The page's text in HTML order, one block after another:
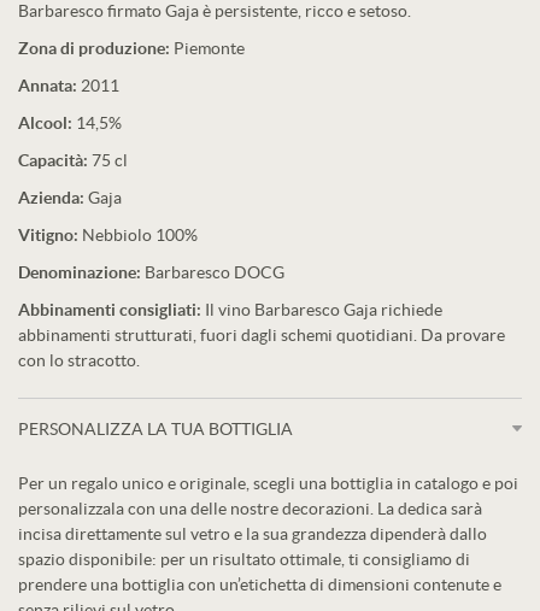
Barbaresco firmato Gaja è persistente, ricco e setoso.
Zona di produzione: Piemonte
Annata: 2011
Alcool: 14,5%
Capacità: 75 cl
Azienda: Gaja
Vitigno: Nebbiolo 100%
Denominazione: Barbaresco DOCG
Abbinamenti consigliati: Il vino Barbaresco Gaja richiede
abbinamenti strutturati, fuori dagli schemi quotidiani. Da provare
con lo stracotto.
PERSONALIZZA LA TUA BOTTIGLIA
Per un regalo unico e originale, scegli una bottiglia in catalogo e poi
personalizzala con una delle nostre decorazioni. La dedica sarà
incisa direttamente sul vetro e la sua grandezza dipenderà dallo
spazio disponibile: per un risultato ottimale, ti consigliamo di
prendere una bottiglia con un’etichetta di dimensioni contenute e